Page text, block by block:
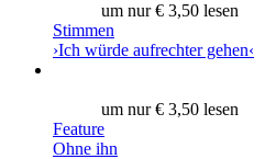
um nur € 3,50 lesen
Stimmen
›Ich würde aufrechter gehen‹
um nur € 3,50 lesen
Feature
Ohne ihn